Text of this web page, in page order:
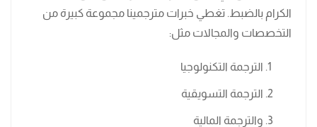
الكرام بالضبط. تغطي خبرات مترجمينا مجموعة كبيرة من
التخصصات والمجالات مثل:
الترجمة التكنولوجيا
الترجمة التسويقية
والترجمة المالية